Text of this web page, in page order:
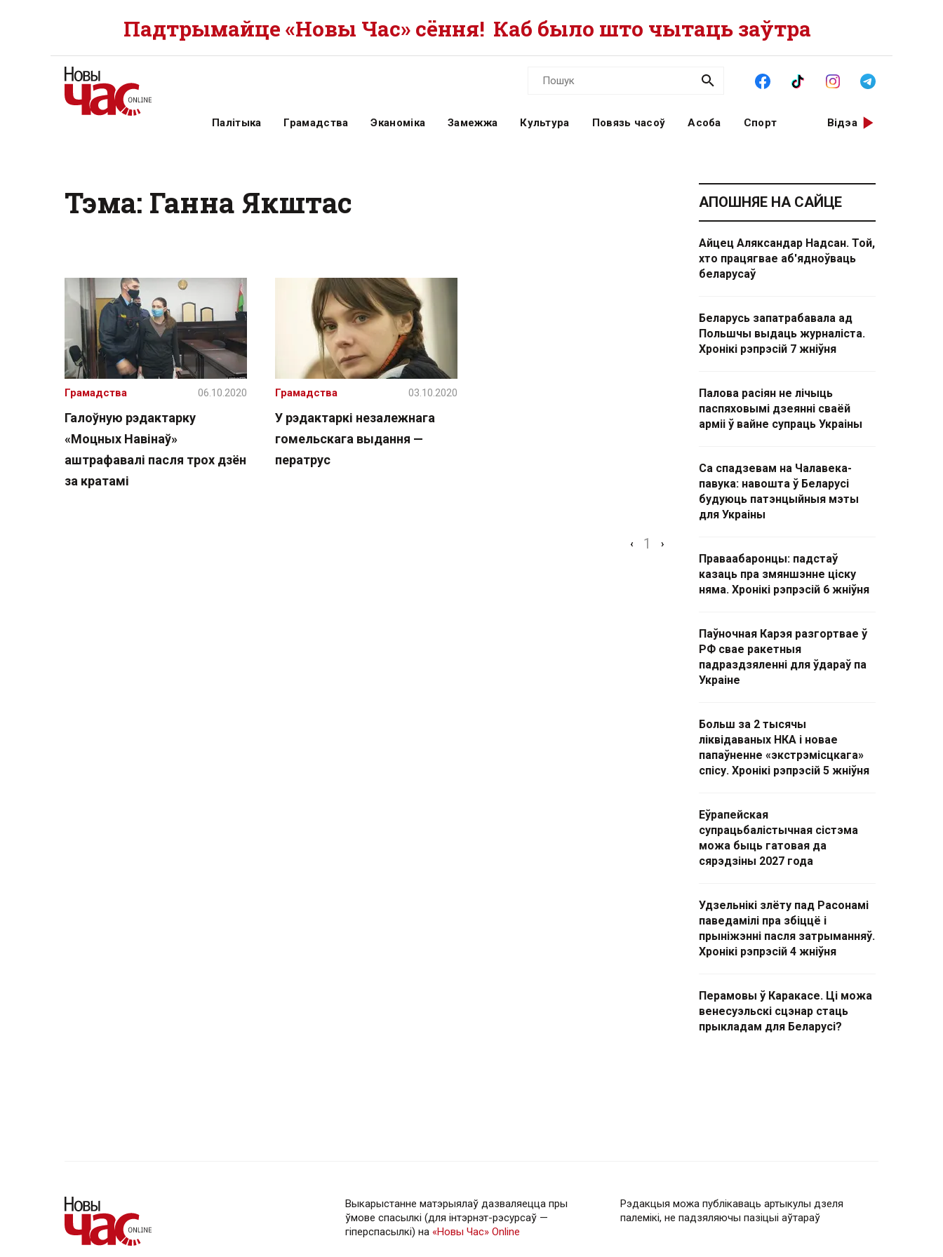
Падтрымайце «Новы Час» сёння! Каб было што чытаць заўтра
Палітыка Грамадства Эканоміка Замежжа Культура Повязь часоў Асоба Спорт Відэа
Тэма: Ганна Якштас
Галоўную рэдактарку
«Моцных Навінаў»
аштрафавалі пасля трох дзён
за кратамі
Грамадства 06.10.2020
У рэдактаркі незалежнага
гомельскага выдання —
ператрус
Грамадства 03.10.2020
‹ 1 ›
АПОШНЯЕ НА САЙЦЕ
Айцец Аляксандар Надсан. Той,
хто працягвае аб'ядноўваць
беларусаў
Беларусь запатрабавала ад
Польшчы выдаць журналіста.
Хронікі рэпрэсій 7 жніўня
Палова расіян не лічыць
паспяховымі дзеянні сваёй
арміі ў вайне супраць Украіны
Са спадзевам на Чалавека-
павука: навошта ў Беларусі
будуюць патэнцыйныя мэты
для Украіны
Праваабаронцы: падстаў
казаць пра змяншэнне ціску
няма. Хронікі рэпрэсій 6 жніўня
Паўночная Карэя разгортвае ў
РФ свае ракетныя
падраздзяленні для ўдараў па
Украіне
Больш за 2 тысячы
ліквідаваных НКА і новае
папаўненне «экстрэмісцкага»
спісу. Хронікі рэпрэсій 5 жніўня
Еўрапейская
супрацьбалістычная сістэма
можа быць гатовая да
сярэдзіны 2027 года
Удзельнікі злёту пад Расонамі
паведамілі пра збіццё і
прыніжэнні пасля затрыманняў.
Хронікі рэпрэсій 4 жніўня
Перамовы ў Каракасе. Ці можа
венесуэльскі сцэнар стаць
прыкладам для Беларусі?
Выкарыстанне матэрыялаў дазваляецца пры
ўмове спасылкі (для інтэрнэт-рэсурсаў —
гiперспасылкi) на «Новы Час» Online
Рэдакцыя можа публікаваць артыкулы дзеля
палемікі, не падзяляючы пазіцыі аўтараў